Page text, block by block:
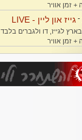
- גייז און ליין - LIVE
לגייז, דו ולגברים בלבד